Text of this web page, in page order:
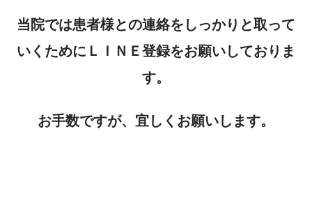
当院では患者様との連絡をしっかりと取って
いくためにＬＩＮＥ登録をお願いしておりま
す。
お手数ですが、宜しくお願いします。